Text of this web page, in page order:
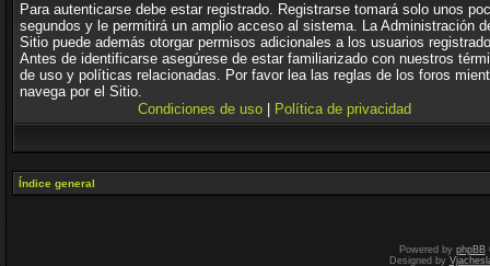
Para autenticarse debe estar registrado. Registrarse tomará solo unos
segundos y le permitirá un amplio acceso al sistema. La Administración
Sitio puede además otorgar permisos adicionales a los usuarios
Antes de identificarse asegúrese de estar familiarizado con nuestros
de uso y políticas relacionadas. Por favor lea las reglas de los foros
navega por el Sitio.
Condiciones de uso
Política de privacidad
Índice general
Powered by phpBB
Designed by